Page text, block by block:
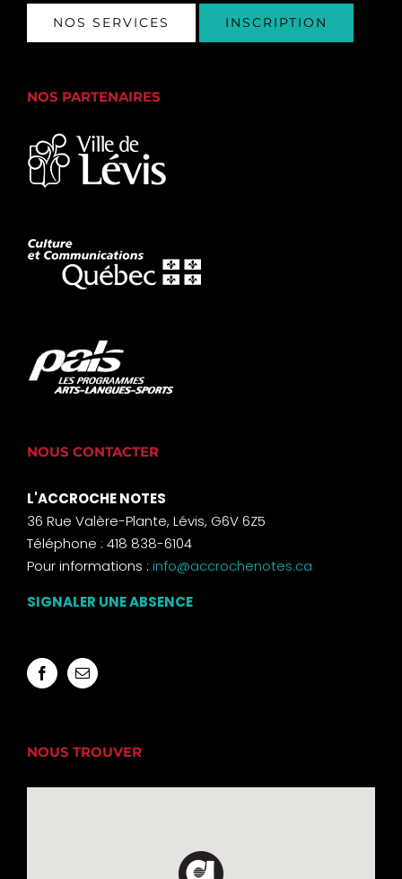
NOS SERVICES INSCRIPTION
NOS PARTENAIRES
NOUS CONTACTER
L'ACCROCHE NOTES
36 Rue Valère-Plante, Lévis, G6V 6Z5
Téléphone : 418 838-6104
Pour informations : info@accrochenotes.ca
SIGNALER UNE ABSENCE
NOUS TROUVER